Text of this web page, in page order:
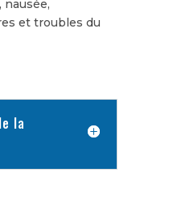
et troubles du
la